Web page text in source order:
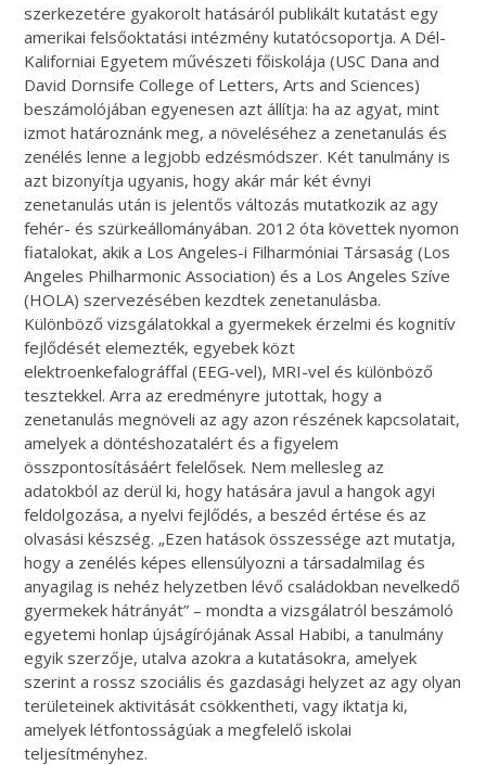
szerkezetére gyakorolt hatásáról publikált kutatást egy
amerikai felsőoktatási intézmény kutatócsoportja. A Dél-
Kaliforniai Egyetem művészeti főiskolája (USC Dana and
David Dornsife College of Letters, Arts and Sciences)
beszámolójában egyenesen azt állítja: ha az agyat, mint
izmot határoznánk meg, a növeléséhez a zenetanulás és
zenélés lenne a legjobb edzésmódszer. Két tanulmány is
azt bizonyítja ugyanis, hogy akár már két évnyi
zenetanulás után is jelentős változás mutatkozik az agy
fehér- és szürkeállományában. 2012 óta követtek nyomon
fiatalokat, akik a Los Angeles-i Filharmóniai Társaság (Los
Angeles Philharmonic Association) és a Los Angeles Szíve
(HOLA) szervezésében kezdtek zenetanulásba.
Különböző vizsgálatokkal a gyermekek érzelmi és kognitív
fejlődését elemezték, egyebek közt
elektroenkefalográffal (EEG-vel), MRI-vel és különböző
tesztekkel. Arra az eredményre jutottak, hogy a
zenetanulás megnöveli az agy azon részének kapcsolatait,
amelyek a döntéshozatalért és a figyelem
összpontosításáért felelősek. Nem mellesleg az
adatokból az derül ki, hogy hatására javul a hangok agyi
feldolgozása, a nyelvi fejlődés, a beszéd értése és az
olvasási készség. „Ezen hatások összessége azt mutatja,
hogy a zenélés képes ellensúlyozni a társadalmilag és
anyagilag is nehéz helyzetben lévő családokban nevelkedő
gyermekek hátrányát” – mondta a vizsgálatról beszámoló
egyetemi honlap újságírójának Assal Habibi, a tanulmány
egyik szerzője, utalva azokra a kutatásokra, amelyek
szerint a rossz szociális és gazdasági helyzet az agy olyan
területeinek aktivitását csökkentheti, vagy iktatja ki,
amelyek létfontosságúak a megfelelő iskolai
teljesítményhez.